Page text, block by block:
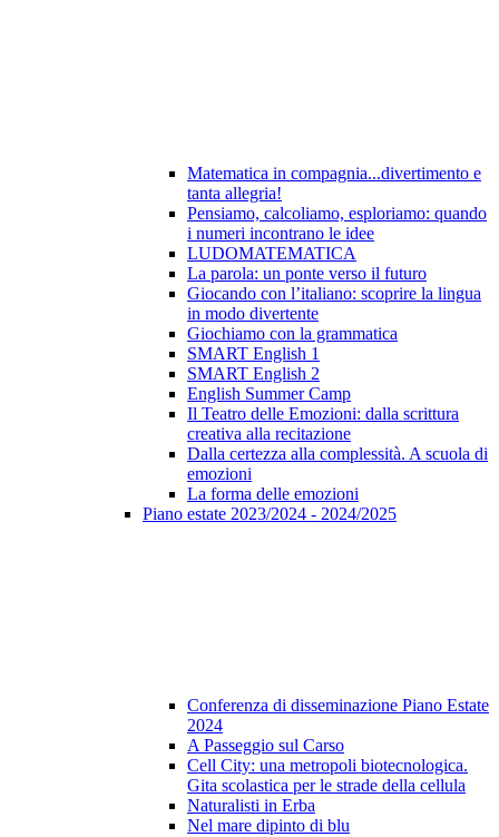
Matematica in compagnia...divertimento e
tanta allegria!
Pensiamo, calcoliamo, esploriamo: quando
i numeri incontrano le idee
LUDOMATEMATICA
La parola: un ponte verso il futuro
Giocando con l’italiano: scoprire la lingua
in modo divertente
Giochiamo con la grammatica
SMART English 1
SMART English 2
English Summer Camp
Il Teatro delle Emozioni: dalla scrittura
creativa alla recitazione
Dalla certezza alla complessità. A scuola di
emozioni
La forma delle emozioni
Piano estate 2023/2024 - 2024/2025
Conferenza di disseminazione Piano Estate
2024
A Passeggio sul Carso
Cell City: una metropoli biotecnologica.
Gita scolastica per le strade della cellula
Naturalisti in Erba
Nel mare dipinto di blu